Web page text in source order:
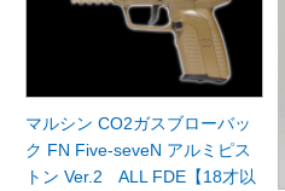
マルシン CO2ガスブローバッ
ク FN Five-seveN アルミピス
トン Ver.2 ALL FDE【18才以